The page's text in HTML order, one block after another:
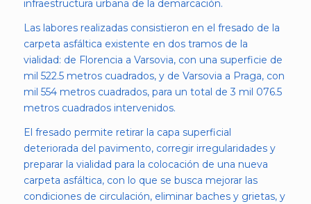
infraestructura urbana de la demarcación.
Las labores realizadas consistieron en el fresado de la
carpeta asfáltica existente en dos tramos de la
vialidad: de Florencia a Varsovia, con una superficie de
mil 522.5 metros cuadrados, y de Varsovia a Praga, con
mil 554 metros cuadrados, para un total de 3 mil 076.5
metros cuadrados intervenidos.
El fresado permite retirar la capa superficial
deteriorada del pavimento, corregir irregularidades y
preparar la vialidad para la colocación de una nueva
carpeta asfáltica, con lo que se busca mejorar las
condiciones de circulación, eliminar baches y grietas, y